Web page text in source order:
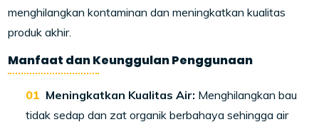
menghilangkan kontaminan dan meningkatkan kualitas
produk akhir.
Manfaat dan Keunggulan Penggunaan
Meningkatkan Kualitas Air: Menghilangkan bau
tidak sedap dan zat organik berbahaya sehingga air